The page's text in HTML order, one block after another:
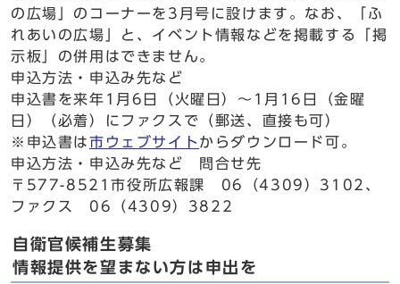
の広場」のコーナーを3月号に設けます。なお、「ふ
れあいの広場」と、イベント情報などを掲載する「掲
示板」の併用はできません。
申込方法・申込み先など
申込書を来年1月6日（火曜日）～1月16日（金曜
日）（必着）にファクスで（郵送、直接も可）
※申込書は市ウェブサイト からダウンロード可。
申込方法・申込み先など 問合せ先
〒577-8521市役所広報課 06（4309）3102、
ファクス 06（4309）3822
自衛官候補生募集
情報提供を望まない方は申出を